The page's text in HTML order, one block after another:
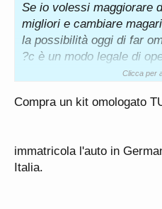
Se io volessi maggiorare
migliori e cambiare
la possibilità oggi di far
?c è un modo legale di
Mi date due dritte sull
Clicca per
Compra un kit omologato
immatricola l'auto in
Italia.